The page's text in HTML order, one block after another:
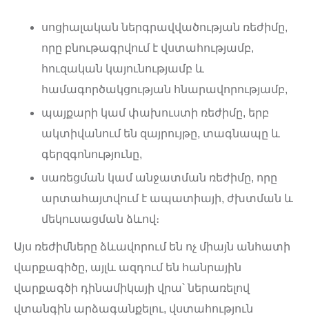
սոցիալական ներգրավվածության ռեժիմը,
որը բնութագրվում է վստահությամբ,
հուզական կայունությամբ և
համագործակցության հնարավորությամբ,
պայքարի կամ փախուստի ռեժիմը, երբ
ակտիվանում են զայրույթը, տագնապը և
գերզգոնությունը,
սառեցման կամ անջատման ռեժիմը, որը
արտահայտվում է ապատիայի, ժխտման և
մեկուսացման ձևով։
Այս ռեժիմները ձևավորում են ոչ միայն անհատի
վարքագիծը, այլև ազդում են հանրային
վարքագծի դինամիկայի վրա՝ ներառելով
վտանգին արձագանքելու, վստահություն